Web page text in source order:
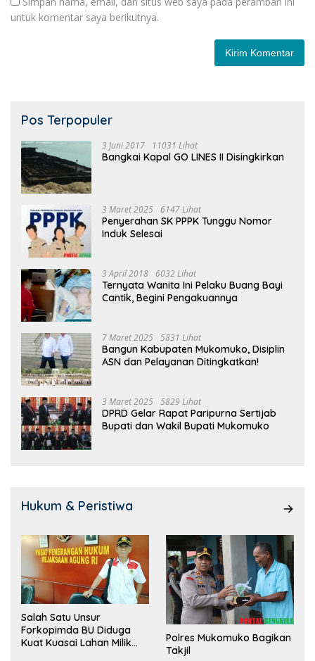
untuk komentar saya berikutnya.
Pos Terpopuler
3 Juni 2017 11031 Lihat
Bangkai Kapal GO LINES II Disingkirkan
3 Maret 2025 6147 Lihat
Penyerahan SK PPPK Tunggu Nomor
Induk Selesai
3 April 2018 6032 Lihat
Ternyata Wanita Ini Pelaku Buang Bayi
Cantik, Begini Pengakuannya
7 Maret 2025 5831 Lihat
Bangun Kabupaten Mukomuko, Disiplin
ASN dan Pelayanan Ditingkatkan!
3 Maret 2025 5829 Lihat
DPRD Gelar Rapat Paripurna Sertijab
Bupati dan Wakil Bupati Mukomuko
Hukum & Peristiwa
Salah Satu Unsur
Forkopimda BU Diduga
Kuat Kuasai Lahan Milik
Polres Mukomuko Bagikan
Takjil